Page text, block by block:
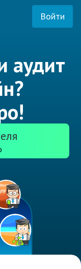
Войти
аудит